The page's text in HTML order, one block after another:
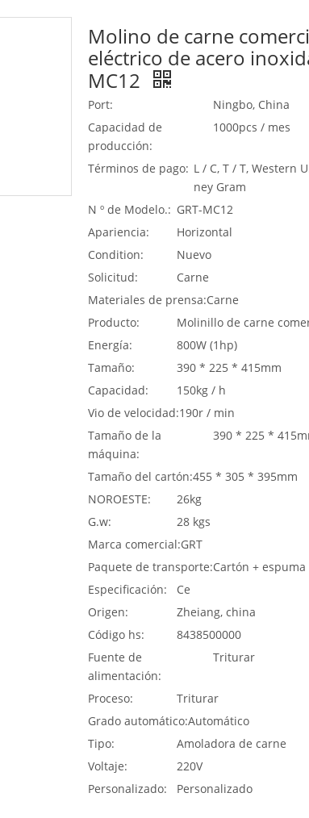
Molino de carne
eléctrico de acero
MC12
Port:
Ningbo, China
Capacidad de
producción:
1000pcs / mes
Términos de pago: L / C, T / T, Western
ney Gram
N º de Modelo.: GRT-MC12
Apariencia:
Horizontal
Condition:
Nuevo
Solicitud:
Carne
Materiales de prensa:Carne
Producto:
Molinillo de carne
Energía:
800W (1hp)
Tamaño:
390 * 225 * 415mm
Capacidad:
150kg / h
Vio de velocidad:190r / min
Tamaño de la
máquina:
390 * 225 *
Tamaño del cartón:455 * 305 * 395mm
NOROESTE:
26kg
G.w:
28 kgs
Marca comercial:GRT
Paquete de transporte:Cartón + espuma
Especificación:
Ce
Origen:
Zheiang, china
Código hs:
8438500000
Fuente de
alimentación:
Triturar
Proceso:
Triturar
Grado automático:Automático
Tipo:
Amoladora de carne
Voltaje:
220V
Personalizado:
Personalizado